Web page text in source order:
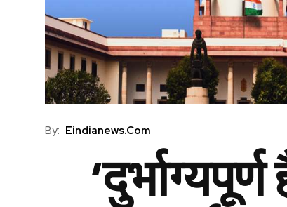
By: Eindianews.com